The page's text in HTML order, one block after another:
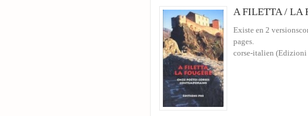
A FILETTA / LA
Existe en 2
pages.
corse-italien (Edizioni